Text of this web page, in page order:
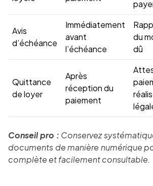
Avis
d’échéance
Immédiatement
avant
l’échéance
du
dû
Quittance
de loyer
Après
réception du
paiement
Conseil pro : Conservez
documents de manière numérique
complète et facilement consultable.